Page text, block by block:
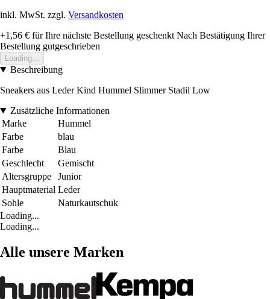
inkl. MwSt. zzgl. Versandkosten
+1,56 € für Ihre nächste Bestellung geschenkt Nach Bestätigung Ihrer
Bestellung gutgeschrieben
Loading...
Beschreibung
Sneakers aus Leder Kind Hummel Slimmer Stadil Low
Zusätzliche Informationen
Marke
Hummel
Farbe
blau
Farbe
Blau
Geschlecht
Gemischt
Altersgruppe
Junior
Hauptmaterial Leder
Sohle
Naturkautschuk
Loading...
Loading...
Alle unsere Marken